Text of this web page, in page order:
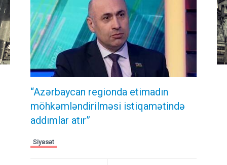
“Azərbaycan regionda etimadın
möhkəmləndirilməsi istiqamətində
addımlar atır”
Siyasət